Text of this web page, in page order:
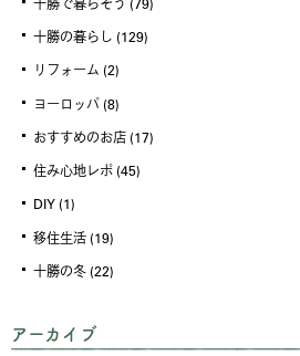
十勝の暮らし (129)
リフォーム (2)
ヨーロッパ (8)
おすすめのお店 (17)
住み心地レポ (45)
DIY (1)
移住生活 (19)
十勝の冬 (22)
アーカイブ